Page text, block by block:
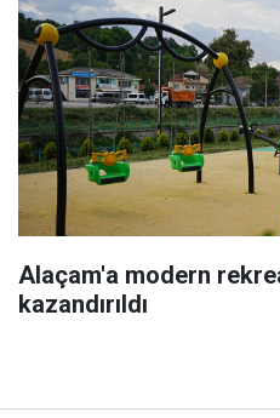
Alaçam'a modern
kazandırıldı